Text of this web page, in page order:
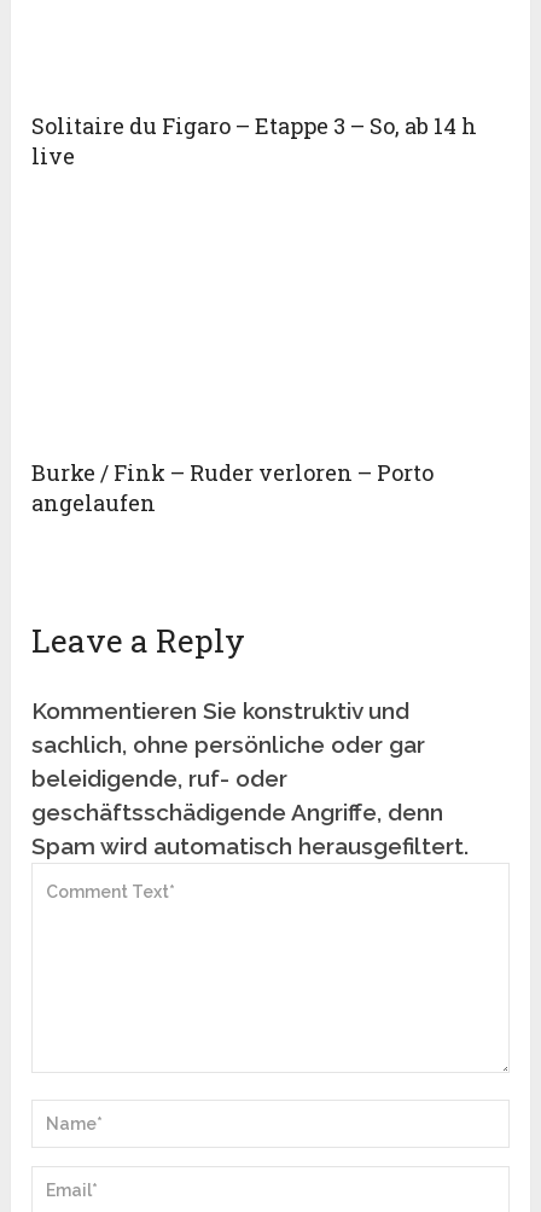
Solitaire du Figaro – Etappe 3 – So, ab 14 h
live
Burke / Fink – Ruder verloren – Porto
angelaufen
Leave a Reply
Kommentieren Sie konstruktiv und
sachlich, ohne persönliche oder gar
beleidigende, ruf- oder
geschäftsschädigende Angriffe, denn
Spam wird automatisch herausgefiltert.